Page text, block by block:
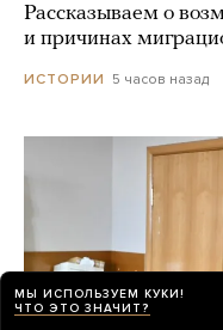
Рассказываем о
и причинах
ИСТОРИИ 5 часов назад
МЫ ИСПОЛЬЗУЕМ КУКИ!
ЧТО ЭТО ЗНАЧИТ?